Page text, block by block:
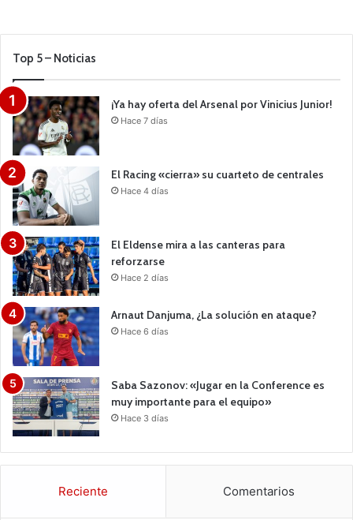
Top 5 – Noticias
¡Ya hay oferta del Arsenal por Vinicius Junior!
Hace 7 días
El Racing «cierra» su cuarteto de centrales
Hace 4 días
El Eldense mira a las canteras para
reforzarse
Hace 2 días
Arnaut Danjuma, ¿La solución en ataque?
Hace 6 días
Saba Sazonov: «Jugar en la Conference es
muy importante para el equipo»
Hace 3 días
Reciente Comentarios